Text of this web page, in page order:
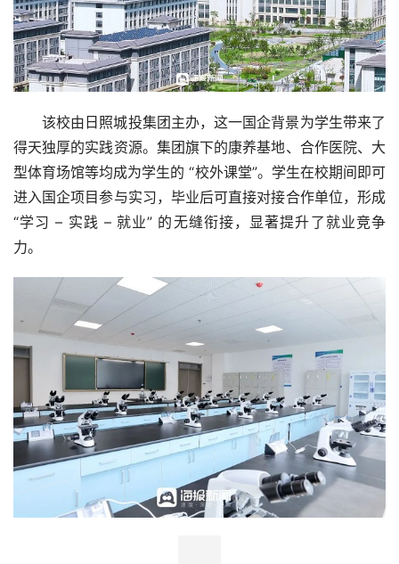
该校由日照城投集团主办，这一国企背景为学生带来了
得天独厚的实践资源。集团旗下的康养基地、合作医院、大
型体育场馆等均成为学生的 “校外课堂”。学生在校期间即可
进入国企项目参与实习，毕业后可直接对接合作单位，形成
“学习 – 实践 – 就业” 的无缝衔接，显著提升了就业竞争
力。